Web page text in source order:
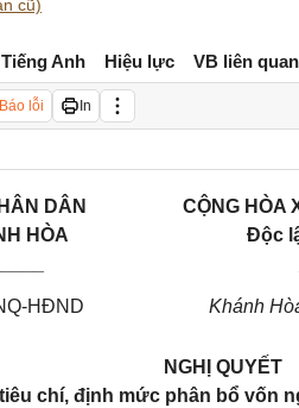
cũ)
Tiếng Anh Hiệu lực VB liên quan
Báo lỗi In
DÂN
HÒA
CỘNG HÒA
Độc
HĐND Khánh
NGHỊ QUYẾT
chí, định mức phân bổ vốn